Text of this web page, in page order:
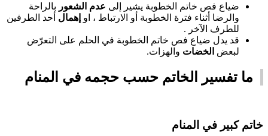
ضياع فص خاتم الخطوبة يشير إلى عدم الشعور بالراحة
والرضا أثناء فترة الخطوبة أو الارتباط ، او إهمال أحد الطرفين
للطرف الآخر .
قد يدل ضياع فص خاتم الخطوبة في الحلم على التعرّض
لبعض الخضات والهزات.
ما تفسير الخاتم حسب حجمه في المنام
خاتم كبير في المنام